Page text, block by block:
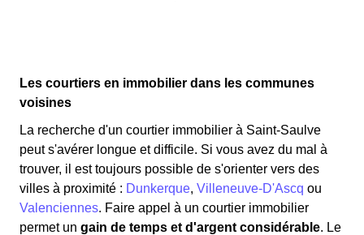
Les courtiers en immobilier dans les communes
voisines
La recherche d'un courtier immobilier à Saint-Saulve
peut s'avérer longue et difficile. Si vous avez du mal à
trouver, il est toujours possible de s'orienter vers des
villes à proximité : Dunkerque, Villeneuve-D'Ascq ou
Valenciennes. Faire appel à un courtier immobilier
permet un gain de temps et d'argent considérable. Le